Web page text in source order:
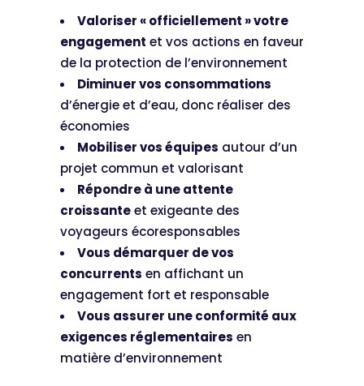
Valoriser « officiellement » votre
engagement et vos actions en faveur
de la protection de l’environnement
Diminuer vos consommations
d’énergie et d’eau, donc réaliser des
économies
Mobiliser vos équipes autour d’un
projet commun et valorisant
Répondre à une attente
croissanteet exigeante des
voyageurs écoresponsables
Vous démarquer de vos
concurrents en affichant un
engagement fort et responsable
Vous assurer une conformité aux
exigences réglementaires en
matière d’environnement